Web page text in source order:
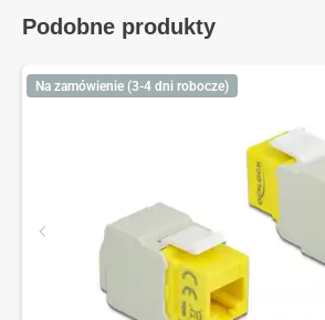
Podobne produkty
Na zamówienie (3-4 dni robocze)